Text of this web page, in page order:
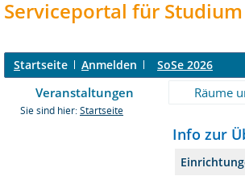
Serviceportal für
Startseite Anmelden SoSe 2026
Veranstaltungen Räume
Sie sind hier: Startseite
Info zur